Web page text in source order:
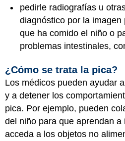
pedirle radiografías u
diagnóstico por la
que ha comido el niño o
problemas intestinales,
¿Cómo se trata la pica?
Los médicos pueden ayudar
y a detener los
pica. Por ejemplo, pueden
del niño para que aprendan a
acceda a los objetos no